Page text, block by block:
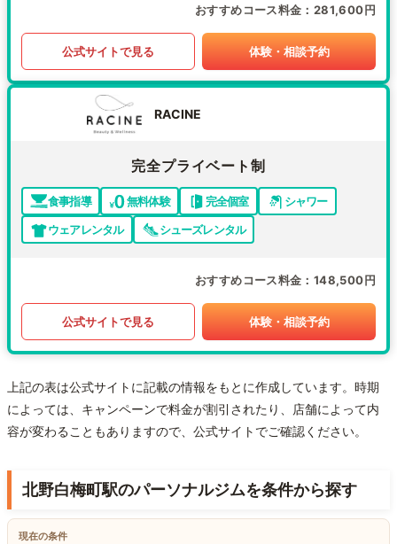
おすすめコース料金 281,600円
公式サイトで見る 体験・相談予約
RACINE
完全プライベート制
食事指導 無料体験 完全個室
シャワー
ウェアレンタル
シューズレンタル
おすすめコース料金 148,500円
公式サイトで見る 体験・相談予約
上記の表は公式サイトに記載の情報をもとに作成しています。時期
によっては、キャンペーンで料金が割引されたり、店舗によって内
容が変わることもありますので、公式サイトでご確認ください。
北野白梅町駅のパーソナルジムを条件から探す
現在の条件